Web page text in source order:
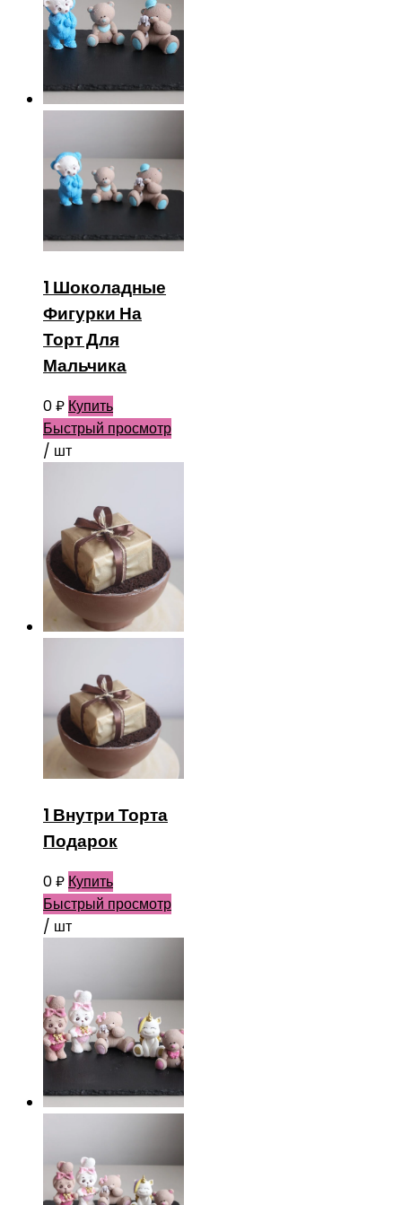
1 Шоколадные
Фигурки На
Торт Для
Мальчика
0₽ Купить
Быстрый просмотр
/ шт
1 Внутри Торта
Подарок
0₽ Купить
Быстрый просмотр
/ шт